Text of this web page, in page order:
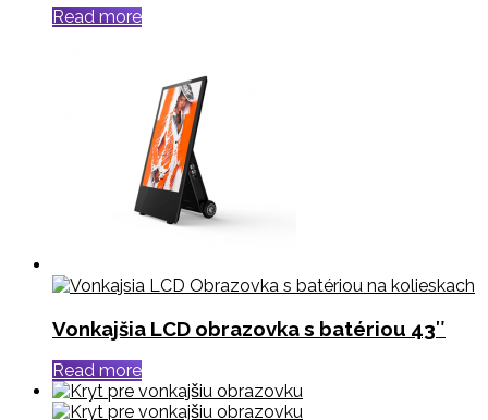
Read more
Vonkajšia LCD obrazovka s batériou 43″
Read more